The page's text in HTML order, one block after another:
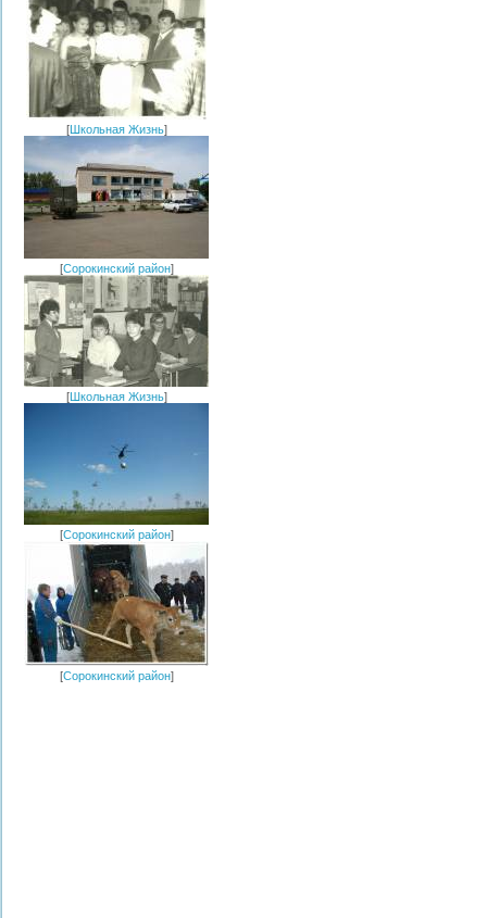
[Школьная Жизнь]
[Сорокинский район]
[Школьная Жизнь]
[Сорокинский район]
[Сорокинский район]